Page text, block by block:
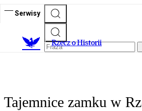
Serwisy
Rzecz o Historii
Tajemnice zamku w